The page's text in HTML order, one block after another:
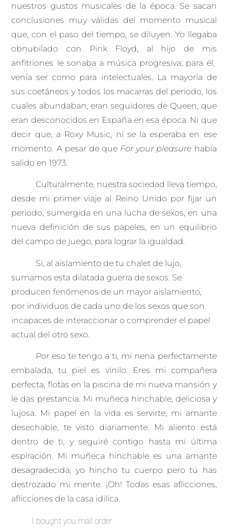
nuestros gustos musicales de la época. Se sacan
conclusiones muy válidas del momento musical
que, con el paso del tiempo, se diluyen. Yo llegaba
obnubilado con Pink Floyd, al hijo de mis
anfitriones le sonaba a música progresiva; para él,
venía ser como para intelectuales. La mayoría de
sus coetáneos y todos los macarras del periodo, los
cuales abundaban, eran seguidores de Queen, que
eran desconocidos en España en esa época. Ni que
decir que, a Roxy Music, ni se la esperaba en ese
momento. A pesar de que For your pleasure había
salido en 1973.
Culturalmente, nuestra sociedad lleva tiempo,
desde mi primer viaje al Reino Unido por fijar un
periodo, sumergida en una lucha de sexos, en una
nueva definición de sus papeles, en un equilibrio
del campo de juego, para lograr la igualdad.
Si, al aislamiento de tu chalet de lujo,
sumamos esta dilatada guerra de sexos. Se
producen fenómenos de un mayor aislamiento,
por individuos de cada uno de los sexos que son
incapaces de interaccionar o comprender el papel
actual del otro sexo.
Por eso te tengo a ti, mi nena perfectamente
embalada, tu piel es vinilo. Eres mi compañera
perfecta, flotas en la piscina de mi nueva mansión y
le das prestancia. Mi muñeca hinchable, deliciosa y
lujosa. Mi papel en la vida es servirte, mi amante
desechable, te visto diariamente. Mi aliento está
dentro de ti, y seguiré contigo hasta mi última
espiración. Mi muñeca hinchable es una amante
desagradecida, yo hincho tu cuerpo pero tú has
destrozado mi mente. ¡Oh! Todas esas aflicciones,
aflicciones de la casa idilica.
I bought you mail order